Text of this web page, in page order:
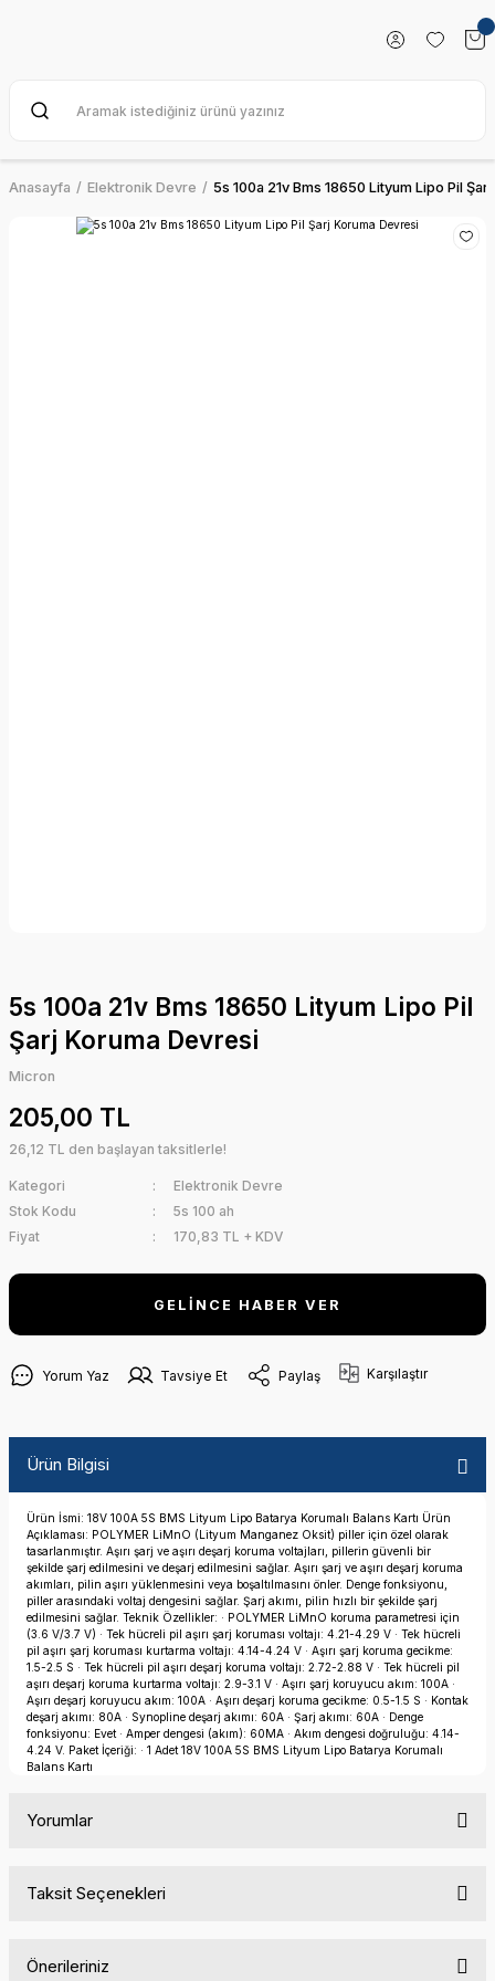
Anasayfa Elektronik Devre 5s 100a 21v Bms 18650 Lityum Lipo Pil
5s 100a 21v Bms 18650 Lityum Lipo Pil
Şarj Koruma Devresi
Micron
205,00 TL
26,12 TL den başlayan taksitlerle!
Kategori
Elektronik Devre
Stok Kodu
5s 100 ah
Fiyat
170,83 TL + KDV
GELİNCE HABER VER
Yorum Yaz Tavsiye Et Paylaş Karşılaştır
Ürün Bilgisi
Ürün İsmi: 18V 100A 5S BMS Lityum Lipo Batarya Korumalı Balans Kartı Ürün
Açıklaması: POLYMER LiMnO (Lityum Manganez Oksit) piller için özel olarak
tasarlanmıştır. Aşırı şarj ve aşırı deşarj koruma voltajları, pillerin güvenli bir
şekilde şarj edilmesini ve deşarj edilmesini sağlar. Aşırı şarj ve aşırı deşarj koruma
akımları, pilin aşırı yüklenmesini veya boşaltılmasını önler. Denge fonksiyonu,
piller arasındaki voltaj dengesini sağlar. Şarj akımı, pilin hızlı bir şekilde şarj
edilmesini sağlar. Teknik Özellikler: · POLYMER LiMnO koruma parametresi için
(3.6 V/3.7 V) · Tek hücreli pil aşırı şarj koruması voltajı: 4.21-4.29 V · Tek hücreli
pil aşırı şarj koruması kurtarma voltajı: 4.14-4.24 V · Aşırı şarj koruma gecikme:
1.5-2.5 S · Tek hücreli pil aşırı deşarj koruma voltajı: 2.72-2.88 V · Tek hücreli pil
aşırı deşarj koruma kurtarma voltajı: 2.9-3.1 V · Aşırı şarj koruyucu akım: 100A ·
Aşırı deşarj koruyucu akım: 100A · Aşırı deşarj koruma gecikme: 0.5-1.5 S · Kontak
deşarj akımı: 80A · Synopline deşarj akımı: 60A · Şarj akımı: 60A · Denge
fonksiyonu: Evet · Amper dengesi (akım): 60MA · Akım dengesi doğruluğu: 4.14-
4.24 V. Paket İçeriği: · 1 Adet 18V 100A 5S BMS Lityum Lipo Batarya Korumalı
Balans Kartı
Yorumlar
Taksit Seçenekleri
Önerileriniz